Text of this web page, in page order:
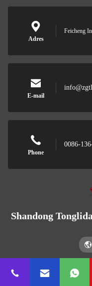
Adres
Feicheng
E-mail
Phone
0086-
Shandong
Shandong